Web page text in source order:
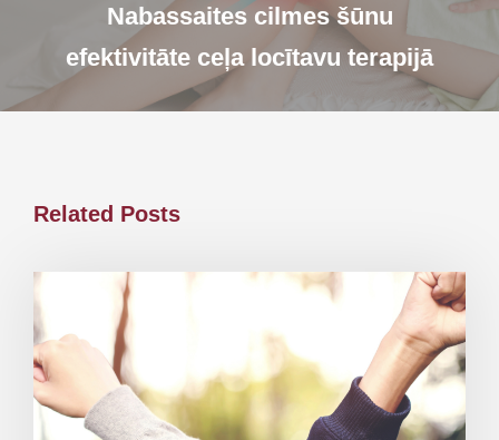
Nabassaites cilmes šūnu
efektivitāte ceļa locītavu terapijā
Related Posts